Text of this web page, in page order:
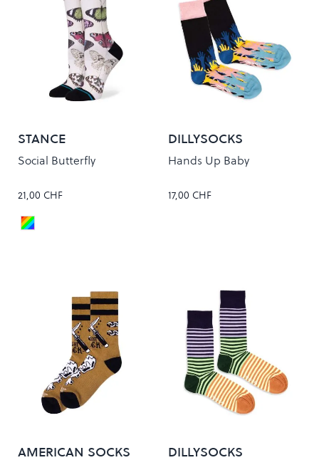
STANCE
Social Butterfly
21,00 CHF
Colour
Canvas
DILLYSOCKS
Hands Up Baby
17,00 CHF
AMERICAN SOCKS DILLYSOCKS